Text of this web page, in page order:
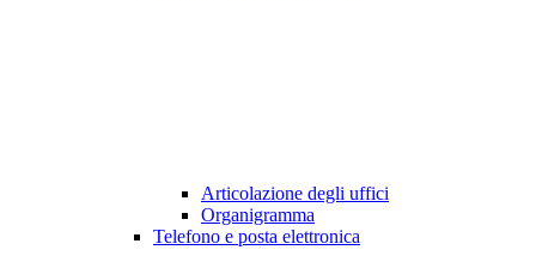
Articolazione degli uffici
Organigramma
Telefono e posta elettronica